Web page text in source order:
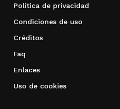
Política de privacidad
Condiciones de uso
Créditos
Faq
Enlaces
Uso de cookies